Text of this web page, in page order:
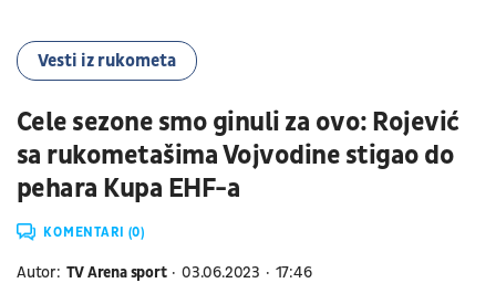
Vesti iz rukometa
Cele sezone smo ginuli za ovo: Rojević
sa rukometašima Vojvodine stigao do
pehara Kupa EHF-a
KOMENTARI (0)
Autor: TV Arena sport 03.06.2023 17:46